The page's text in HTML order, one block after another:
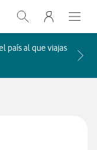
Abrir buscador.
Menu
Abre
país al que viajas
a la FAQ Qué